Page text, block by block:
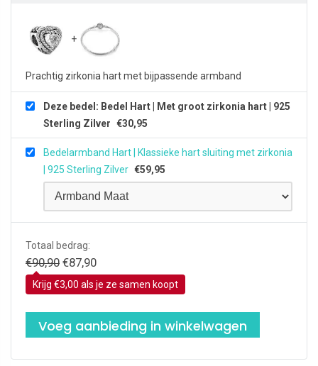
Zilver
aantal
Prachtig zirkonia hart met bijpassende armband
Deze bedel: Bedel Hart | Met groot zirkonia hart | 925
Sterling Zilver €30,95
Bedelarmband Hart | Klassieke hart sluiting met zirkonia
| 925 Sterling Zilver €59,95
Totaal bedrag:
€90,90 Oorspronkelijke
prijs
was:
€90,90.
€87,90Huidige
prijs
is:
€87,90.
Krijg €3,00 als je ze samen koopt
Voeg aanbieding in winkelwagen